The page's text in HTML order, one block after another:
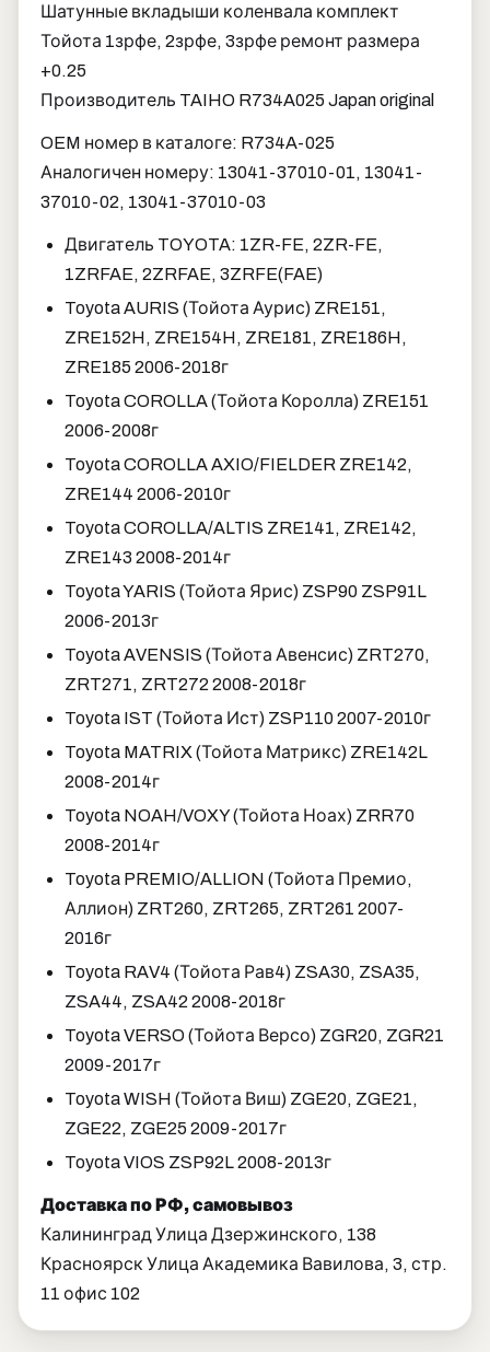
Шатунные вкладыши коленвала комплект
Тойота 1зрфе, 2зрфе, 3зрфе ремонт размера
+0.25
Производитель TAIHO R734A025 Japan original
OEM номер в каталоге: R734A-025
Аналогичен номеру: 13041-37010-01, 13041-
37010-02, 13041-37010-03
Двигатель TOYOTA: 1ZR-FE, 2ZR-FE,
1ZRFAE, 2ZRFAE, 3ZRFE(FAE)
Toyota AURIS (Тойота Аурис) ZRE151,
ZRE152H, ZRE154H, ZRE181, ZRE186H,
ZRE185 2006-2018г
Toyota COROLLA (Тойота Королла) ZRE151
2006-2008г
Toyota COROLLA AXIO/FIELDER ZRE142,
ZRE144 2006-2010г
Toyota COROLLA/ALTIS ZRE141, ZRE142,
ZRE143 2008-2014г
Toyota YARIS (Тойота Ярис) ZSP90 ZSP91L
2006-2013г
Toyota AVENSIS (Тойота Авенсис) ZRT270,
ZRT271, ZRT272 2008-2018г
Toyota IST (Тойота Ист) ZSP110 2007-2010г
Toyota MATRIX (Тойота Матрикс) ZRE142L
2008-2014г
Toyota NOAH/VOXY (Тойота Ноах) ZRR70
2008-2014г
Toyota PREMIO/ALLION (Тойота Премио,
Аллион) ZRT260, ZRT265, ZRT261 2007-
2016г
Toyota RAV4 (Тойота Рав4) ZSA30, ZSA35,
ZSA44, ZSA42 2008-2018г
Toyota VERSO (Тойота Версо) ZGR20, ZGR21
2009-2017г
Toyota WISH (Тойота Виш) ZGE20, ZGE21,
ZGE22, ZGE25 2009-2017г
Toyota VIOS ZSP92L 2008-2013г
Доставка по РФ, самовывоз
Калининград Улица Дзержинского, 138
Красноярск Улица Академика Вавилова, 3, стр.
11 офис 102